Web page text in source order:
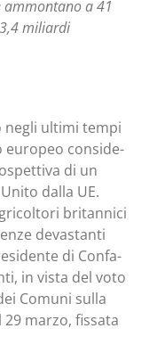
ammon­ta­no a 41
miliardi
negli ulti­mi tem­pi
euro­peo con­si­de­
di un
dal­la UE.
bri­tan­ni­ci
deva­stan­ti
di Con­fa­
in vista del voto
Comu­ni sul­la
mar­zo, fis­sa­ta